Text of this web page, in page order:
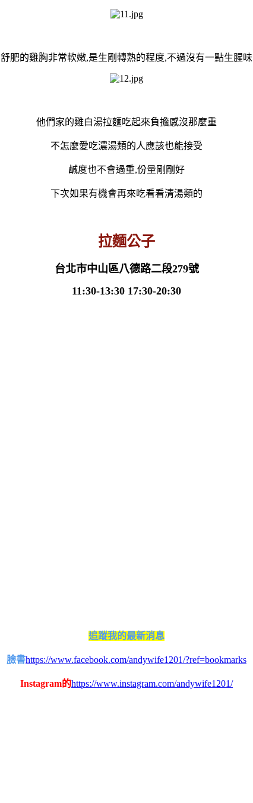
舒肥的雞胸非常軟嫩,是生剛轉熟的程度,不過沒有一點生腥味
他們家的雞白湯拉麵吃起來負擔感沒那麼重
不怎麼愛吃濃湯類的人應該也能接受
鹹度也不會過重,份量剛剛好
下次如果有機會再來吃看看清湯類的
拉麵公子
台北市中山區八德路二段279號
11:30-13:30 17:30-20:30
追蹤我的最新消息
臉書https://www.facebook.com/andywife1201/?ref=bookmarks
Instagram的https://www.instagram.com/andywife1201/